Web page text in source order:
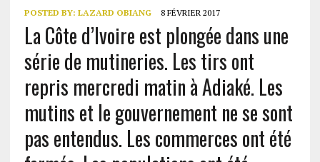
POSTED BY: LAZARD OBIANG 8 FÉVRIER 2017
La Côte d’Ivoire est plongée dans une
série de mutineries. Les tirs ont
repris mercredi matin à Adiaké. Les
mutins et le gouvernement ne se sont
pas entendus. Les commerces ont été